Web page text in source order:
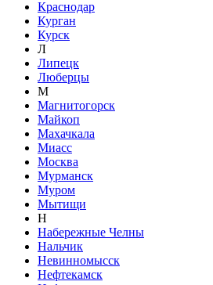
Краснодар
Курган
Курск
Л
Липецк
Люберцы
М
Магнитогорск
Майкоп
Махачкала
Миасс
Москва
Мурманск
Муром
Мытищи
Н
Набережные Челны
Нальчик
Невинномысск
Нефтекамск